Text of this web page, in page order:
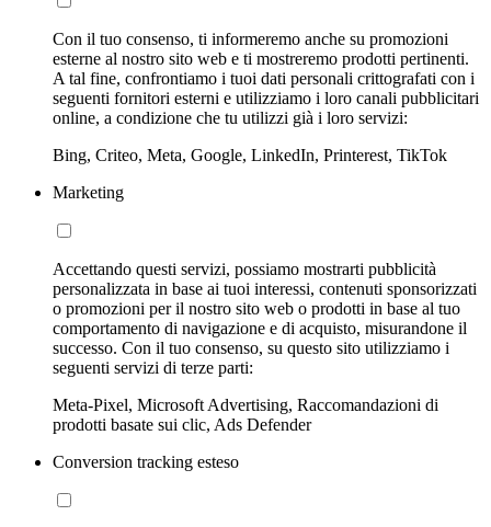
Con il tuo consenso, ti informeremo anche su promozioni
esterne al nostro sito web e ti mostreremo prodotti pertinenti.
A tal fine, confrontiamo i tuoi dati personali crittografati con i
seguenti fornitori esterni e utilizziamo i loro canali pubblicitari
online, a condizione che tu utilizzi già i loro servizi:
Bing, Criteo, Meta, Google, LinkedIn, Printerest, TikTok
Marketing
Accettando questi servizi, possiamo mostrarti pubblicità
personalizzata in base ai tuoi interessi, contenuti sponsorizzati
o promozioni per il nostro sito web o prodotti in base al tuo
comportamento di navigazione e di acquisto, misurandone il
successo. Con il tuo consenso, su questo sito utilizziamo i
seguenti servizi di terze parti:
Meta-Pixel, Microsoft Advertising, Raccomandazioni di
prodotti basate sui clic, Ads Defender
Conversion tracking esteso